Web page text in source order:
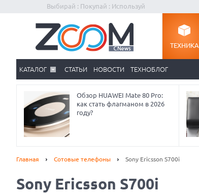
Выбирай : Покупай : Используй
ТЕХНИКА
КАТАЛОГ СТАТЬИ НОВОСТИ ТЕХНОБЛОГ
Обзор HUAWEI Mate 80 Pro:
как стать флагманом в 2026
году?
Главная Сотовые телефоны Sony Ericsson S700i
Sony Ericsson S700i